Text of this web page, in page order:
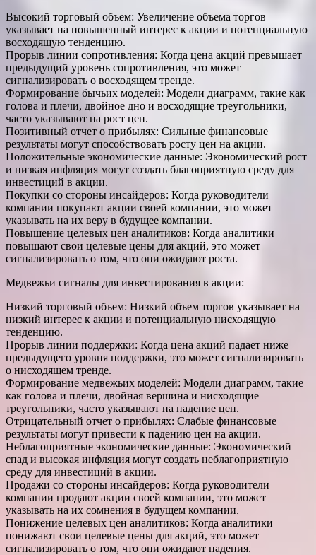
Высокий торговый объем: Увеличение объема торгов
указывает на повышенный интерес к акции и потенциальную
восходящую тенденцию.
Прорыв линии сопротивления: Когда цена акций превышает
предыдущий уровень сопротивления, это может
сигнализировать о восходящем тренде.
Формирование бычьих моделей: Модели диаграмм, такие как
голова и плечи, двойное дно и восходящие треугольники,
часто указывают на рост цен.
Позитивный отчет о прибылях: Сильные финансовые
результаты могут способствовать росту цен на акции.
Положительные экономические данные: Экономический рост
и низкая инфляция могут создать благоприятную среду для
инвестиций в акции.
Покупки со стороны инсайдеров: Когда руководители
компании покупают акции своей компании, это может
указывать на их веру в будущее компании.
Повышение целевых цен аналитиков: Когда аналитики
повышают свои целевые цены для акций, это может
сигнализировать о том, что они ожидают роста.
Медвежьи сигналы для инвестирования в акции:
Низкий торговый объем: Низкий объем торгов указывает на
низкий интерес к акции и потенциальную нисходящую
тенденцию.
Прорыв линии поддержки: Когда цена акций падает ниже
предыдущего уровня поддержки, это может сигнализировать
о нисходящем тренде.
Формирование медвежьих моделей: Модели диаграмм, такие
как голова и плечи, двойная вершина и нисходящие
треугольники, часто указывают на падение цен.
Отрицательный отчет о прибылях: Слабые финансовые
результаты могут привести к падению цен на акции.
Неблагоприятные экономические данные: Экономический
спад и высокая инфляция могут создать неблагоприятную
среду для инвестиций в акции.
Продажи со стороны инсайдеров: Когда руководители
компании продают акции своей компании, это может
указывать на их сомнения в будущем компании.
Понижение целевых цен аналитиков: Когда аналитики
понижают свои целевые цены для акций, это может
сигнализировать о том, что они ожидают падения.